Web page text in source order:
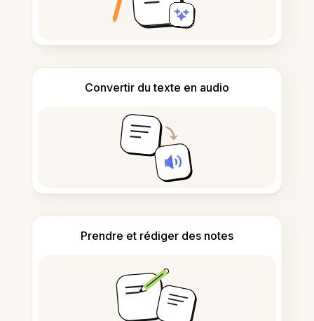
Convertir du texte en audio
Prendre et rédiger des notes